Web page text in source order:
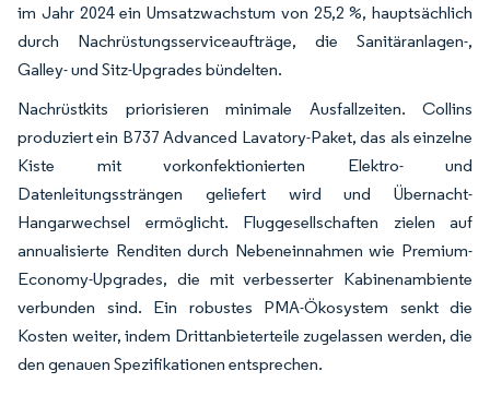
im Jahr 2024 ein Umsatzwachstum von 25,2 %, hauptsächlich
durch Nachrüstungsserviceaufträge, die Sanitäranlagen-,
Galley- und Sitz-Upgrades bündelten.
Nachrüstkits priorisieren minimale Ausfallzeiten. Collins
produziert ein B737 Advanced Lavatory-Paket, das als einzelne
Kiste mit vorkonfektionierten Elektro- und
Datenleitungssträngen geliefert wird und Übernacht-
Hangarwechsel ermöglicht. Fluggesellschaften zielen auf
annualisierte Renditen durch Nebeneinnahmen wie Premium-
Economy-Upgrades, die mit verbesserter Kabinenambiente
verbunden sind. Ein robustes PMA-Ökosystem senkt die
Kosten weiter, indem Drittanbieterteile zugelassen werden, die
den genauen Spezifikationen entsprechen.